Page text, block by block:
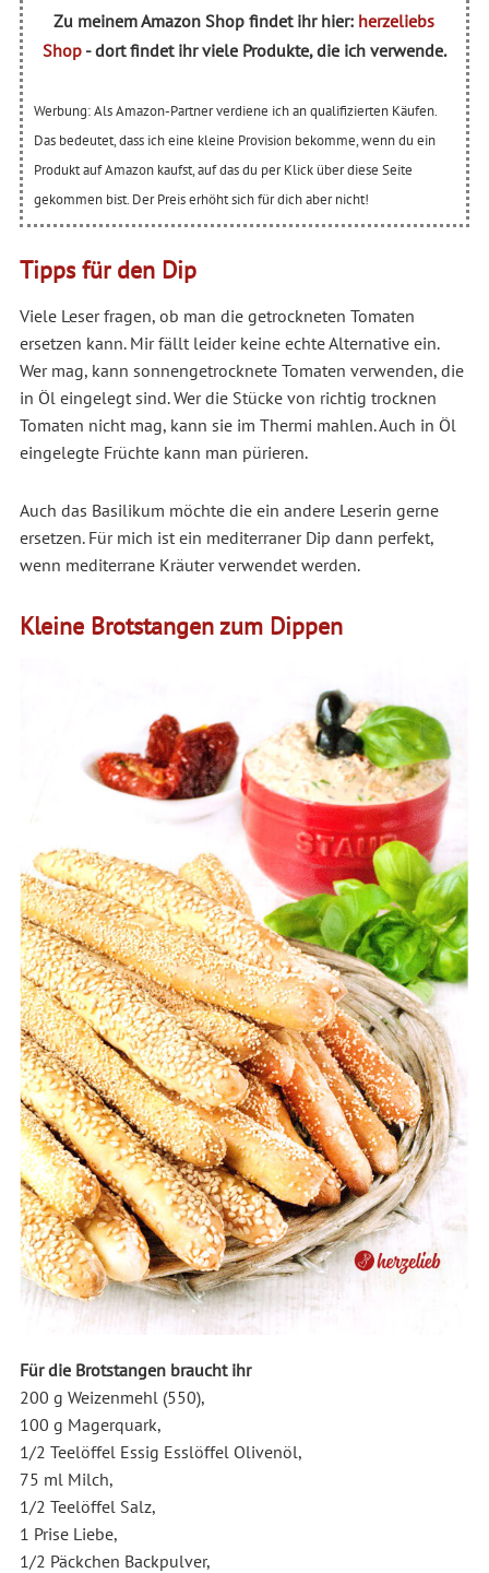
Zu meinem Amazon Shop findet ihr hier: herzeliebs
Shop- dort findet ihr viele Produkte, die ich verwende.
Werbung: Als Amazon-Partner verdiene ich an qualifizierten Käufen.
Das bedeutet, dass ich eine kleine Provision bekomme, wenn du ein
Produkt auf Amazon kaufst, auf das du per Klick über diese Seite
gekommen bist. Der Preis erhöht sich für dich aber nicht!
Tipps für den Dip
Viele Leser fragen, ob man die getrockneten Tomaten
ersetzen kann. Mir fällt leider keine echte Alternative ein.
Wer mag, kann sonnengetrocknete Tomaten verwenden, die
in Öl eingelegt sind. Wer die Stücke von richtig trocknen
Tomaten nicht mag, kann sie im Thermi mahlen. Auch in Öl
eingelegte Früchte kann man pürieren.
Auch das Basilikum möchte die ein andere Leserin gerne
ersetzen. Für mich ist ein mediterraner Dip dann perfekt,
wenn mediterrane Kräuter verwendet werden.
Kleine Brotstangen zum Dippen
Für die Brotstangen braucht ihr
200 g Weizenmehl (550),
100 g Magerquark,
1/2 Teelöffel Essig Esslöffel Olivenöl,
75 ml Milch,
1/2 Teelöffel Salz,
1 Prise Liebe,
1/2 Päckchen Backpulver,